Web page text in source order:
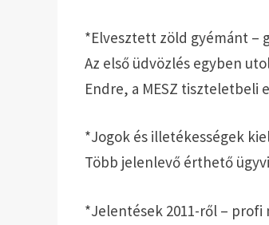
*Elvesztett zöld gyémánt –
Az első üdvözlés egyben
Endre, a MESZ tiszteletbeli
*Jogok és illetékességek
Több jelenlevő érthető
*Jelentések 2011-ről –